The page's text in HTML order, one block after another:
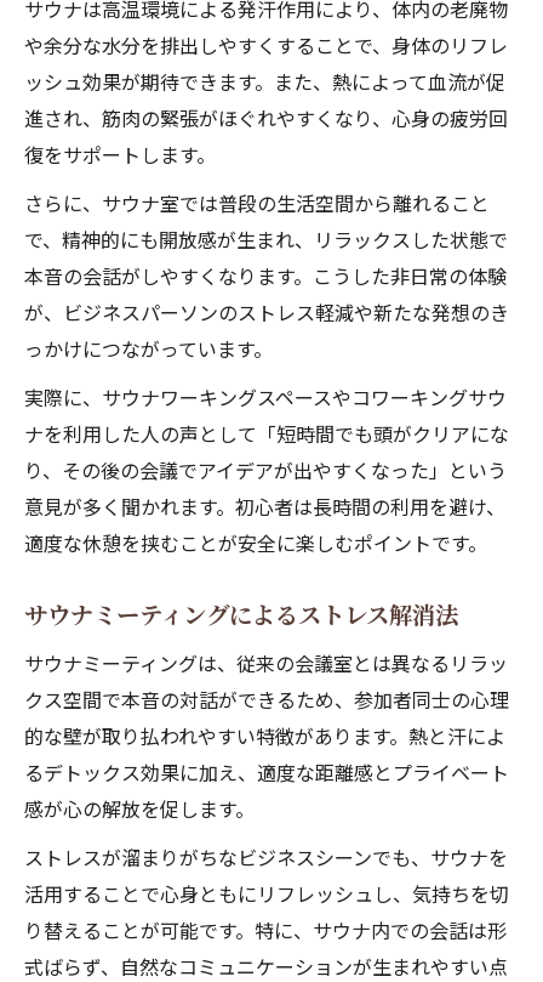
サウナは高温環境による発汗作用により、体内の老廃物
や余分な水分を排出しやすくすることで、身体のリフレ
ッシュ効果が期待できます。また、熱によって血流が促
進され、筋肉の緊張がほぐれやすくなり、心身の疲労回
復をサポートします。
さらに、サウナ室では普段の生活空間から離れること
で、精神的にも開放感が生まれ、リラックスした状態で
本音の会話がしやすくなります。こうした非日常の体験
が、ビジネスパーソンのストレス軽減や新たな発想のき
っかけにつながっています。
実際に、サウナワーキングスペースやコワーキングサウ
ナを利用した人の声として「短時間でも頭がクリアにな
り、その後の会議でアイデアが出やすくなった」という
意見が多く聞かれます。初心者は長時間の利用を避け、
適度な休憩を挟むことが安全に楽しむポイントです。
サウナミーティングによるストレス解消法
サウナミーティングは、従来の会議室とは異なるリラッ
クス空間で本音の対話ができるため、参加者同士の心理
的な壁が取り払われやすい特徴があります。熱と汗によ
るデトックス効果に加え、適度な距離感とプライベート
感が心の解放を促します。
ストレスが溜まりがちなビジネスシーンでも、サウナを
活用することで心身ともにリフレッシュし、気持ちを切
り替えることが可能です。特に、サウナ内での会話は形
式ばらず、自然なコミュニケーションが生まれやすい点